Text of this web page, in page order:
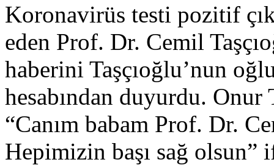
Koronavirüs testi pozitif
eden Prof. Dr. Cemil
haberini Taşçıoğlu’nun
hesabından duyurdu. Onur
“Canım babam Prof. Dr.
Hepimizin başı sağ olsun”